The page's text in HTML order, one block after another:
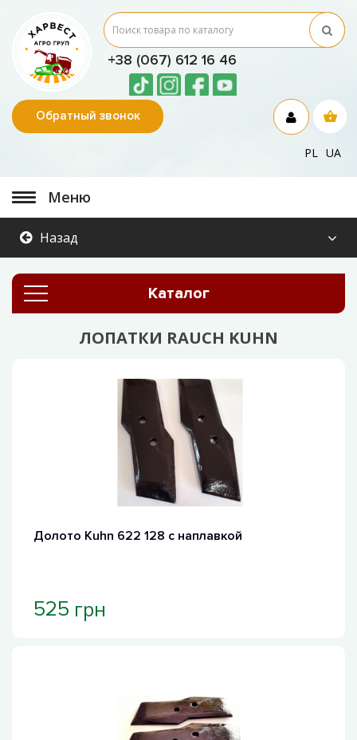
+38 (067) 612 16 46
Обратный звонок
PL UA
Меню
Назад
Каталог
ЛОПАТКИ RAUCH KUHN
Долото Kuhn 622 128 с наплавкой
525 грн